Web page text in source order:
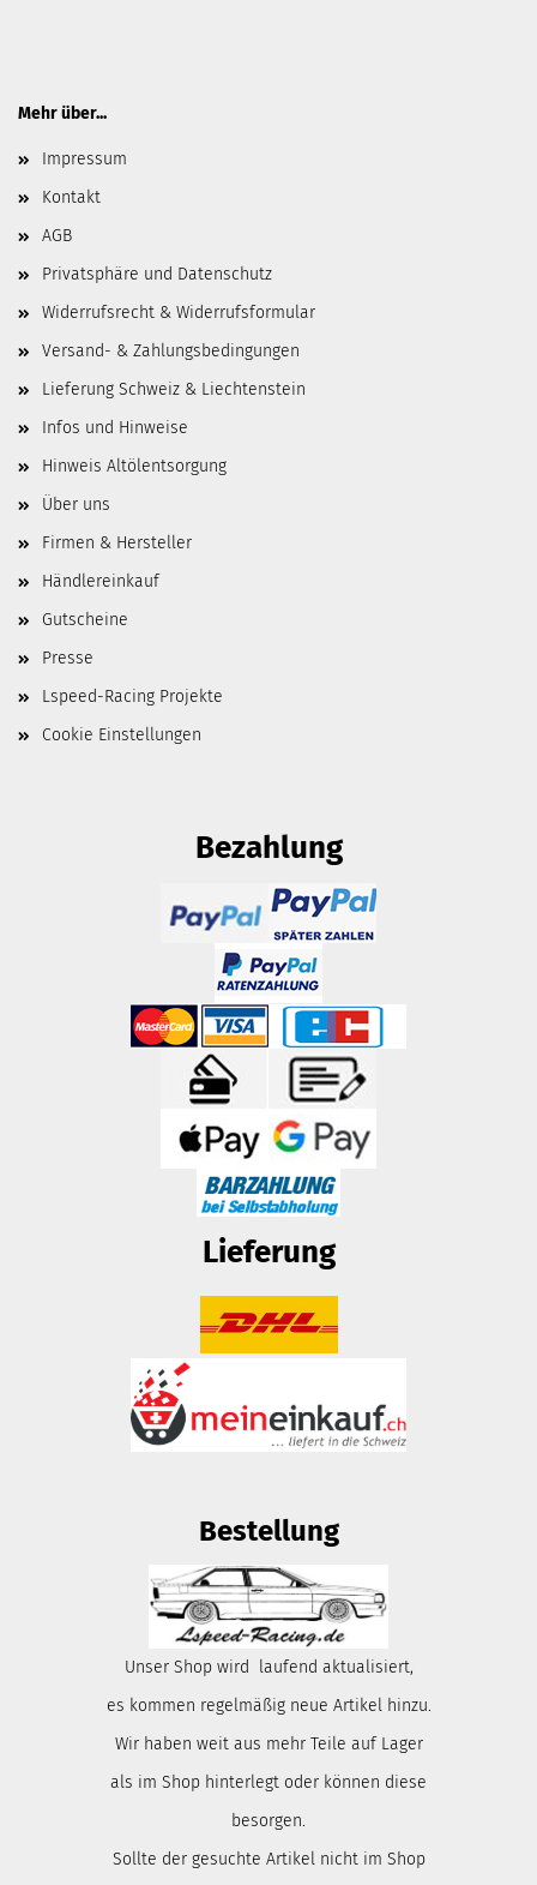
Mehr über...
Impressum
Kontakt
AGB
Privatsphäre und Datenschutz
Widerrufsrecht & Widerrufsformular
Versand- & Zahlungsbedingungen
Lieferung Schweiz & Liechtenstein
Infos und Hinweise
Hinweis Altölentsorgung
Über uns
Firmen & Hersteller
Händlereinkauf
Gutscheine
Presse
Lspeed-Racing Projekte
Cookie Einstellungen
Bezahlung
Lieferung
Bestellung
Unser Shop wird laufend aktualisiert,
es kommen regelmäßig neue Artikel hinzu.
Wir haben weit aus mehr Teile auf Lager
als im Shop hinterlegt oder können diese
besorgen.
Sollte der gesuchte Artikel nicht im Shop